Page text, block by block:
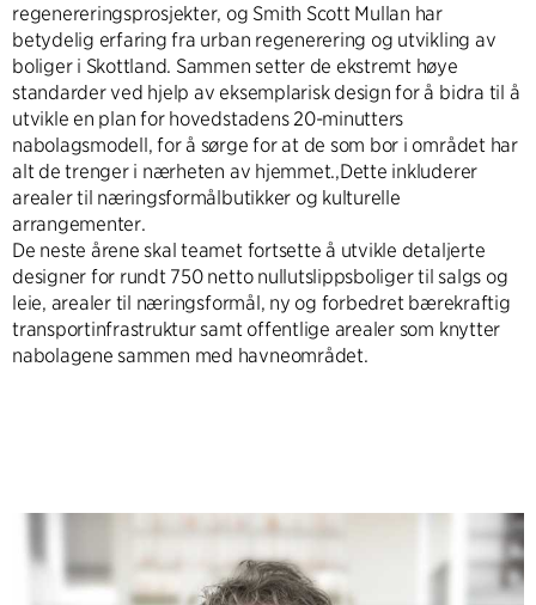
regenereringsprosjekter, og Smith Scott Mullan har
betydelig erfaring fra urban regenerering og utvikling av
boliger i Skottland. Sammen setter de ekstremt høye
standarder ved hjelp av eksemplarisk design for å bidra til å
utvikle en plan for hovedstadens 20-minutters
nabolagsmodell, for å sørge for at de som bor i området har
alt de trenger i nærheten av hjemmet.,Dette inkluderer
arealer til næringsformålbutikker og kulturelle
arrangementer.
De neste årene skal teamet fortsette å utvikle detaljerte
designer for rundt 750 netto nullutslippsboliger til salgs og
leie, arealer til næringsformål, ny og forbedret bærekraftig
transportinfrastruktur samt offentlige arealer som knytter
nabolagene sammen med havneområdet.